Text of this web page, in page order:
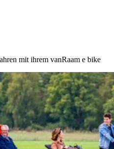
mit ihrem vanRaam e bike